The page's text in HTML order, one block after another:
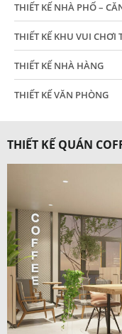
THIẾT KẾ NHÀ PHỐ –
THIẾT KẾ KHU VUI CHƠI
THIẾT KẾ NHÀ HÀNG
THIẾT KẾ VĂN PHÒNG
THIẾT KẾ QUÁN